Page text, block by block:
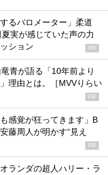
るバロメーター」柔道
実が感じていた声の力
ション
PR
青が語る「10年前より
理由とは。［MVVりらい
PR
感覚が狂ってきます」B
藤周人が明かす“見え
PR
ランダの超人ハリー・ラ